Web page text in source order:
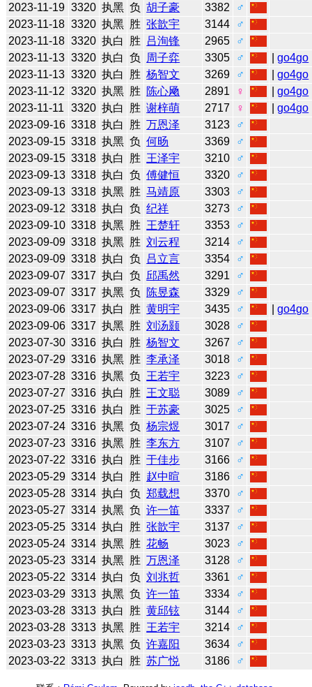
2023-11-19 3320 执黑 负 胡子豪 3382
♂
2023-11-18 3320 执黑 胜 张歆宇 3144
♂
2023-11-18 3320 执白 胜 吕洵锋 2965
♂
2023-11-13 3320 执白 负 周子弈 3305 ♂ |go4go
2023-11-13 3320 执白 胜 杨智文 3269 ♂ |go4go
2023-11-12 3320 执黑 胜 陈心飏 2891 ♀ |go4go
2023-11-11
3320 执白 胜 谢梓萌 2717 ♀ |go4go
2023-09-16 3318 执白 胜 万恩泽 3123
♂
2023-09-15 3318 执黑 负 何旸 3369
♂
2023-09-15 3318 执白 胜 王泽宇 3210
♂
2023-09-13 3318 执白 负 傅健恒 3320
♂
2023-09-13 3318 执黑 胜 马靖原 3303
♂
2023-09-12 3318 执白 负 纪祥 3273
♂
2023-09-10 3318 执黑 胜 王楚轩 3353
♂
2023-09-09 3318 执黑 胜 刘云程 3214
♂
2023-09-09 3318 执白 负 吕立言 3354
♂
2023-09-07 3317 执白 负 邱禹然 3291
♂
2023-09-07 3317 执黑 负 陈昱森 3329
♂
2023-09-06 3317 执白 胜 黄明宇 3435 ♂ |go4go
2023-09-06 3317 执黑 胜 刘汤颢 3028
♂
2023-07-30 3316 执白 胜 杨智文 3267
♂
2023-07-29 3316 执黑 胜 李承泽 3018
♂
2023-07-28 3316 执黑 负 王若宇 3223
♂
2023-07-27 3316 执白 胜 王文聪 3089
♂
2023-07-25 3316 执白 胜 于苏豪 3025
♂
2023-07-24 3316 执黑 负 杨宗煜 3017
♂
2023-07-23 3316 执黑 胜 李东方 3107
♂
2023-07-22 3316 执白 胜 于佳步 3166
♂
2023-05-29 3314 执白 胜 赵中暄 3186
♂
2023-05-28 3314 执白 负 郑载想 3370
♂
2023-05-27 3314 执黑 负 许一笛 3337
♂
2023-05-25 3314 执白 胜 张歆宇 3137
♂
2023-05-24 3314 执黑 胜 花畅 3023
♂
2023-05-23 3314 执黑 胜 万恩泽 3128
♂
2023-05-22 3314 执白 负 刘兆哲 3361
♂
2023-03-29 3313 执黑 负 许一笛 3334
♂
2023-03-28 3313 执白 胜 黄邱铉 3144
♂
2023-03-28 3313 执黑 胜 王若宇 3214
♂
2023-03-23 3313 执黑 负 许嘉阳 3634
♂
2023-03-22 3313 执白 胜 苏广悦 3186 ♂